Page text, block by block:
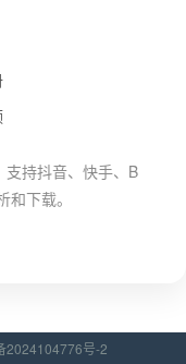
持抖音、快手、B
下载。
2024104776号-2